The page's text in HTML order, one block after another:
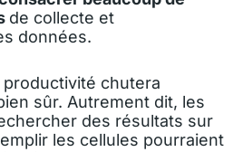
de collecte et
données.
chutera
sûr. Autrement dit, les
des résultats sur
les cellules pourraient